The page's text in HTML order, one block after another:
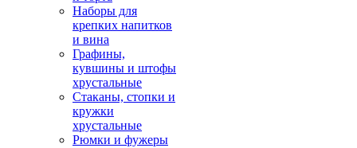
Наборы для
крепких напитков
и вина
Графины,
кувшины и штофы
хрустальные
Стаканы, стопки и
кружки
хрустальные
Рюмки и фужеры